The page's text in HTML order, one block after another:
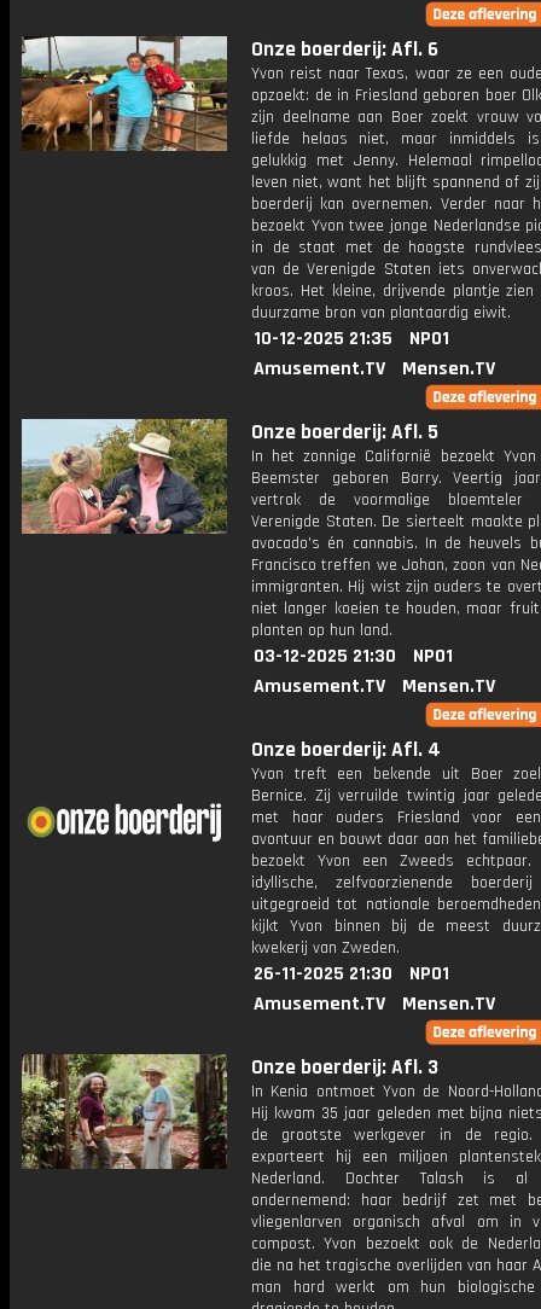
Onze boerderij: Afl. 6
Yvon reist naar Texas, waar ze een
opzoekt: de in Friesland geboren boer
zijn deelname aan Boer zoekt vrouw
liefde helaas niet, maar inmiddels
gelukkig met Jenny. Helemaal
leven niet, want het blijft spannend of
boerderij kan overnemen. Verder naar
bezoekt Yvon twee jonge Nederlandse
in de staat met de hoogste
van de Verenigde Staten iets
kroos. Het kleine, drijvende plantje
duurzame bron van plantaardig eiwit.
10-12-2025 21:35
NPO1
Amusement.TV
Mensen.TV
Onze boerderij: Afl. 5
In het zonnige Californië bezoekt
Beemster geboren Barry. Veertig
vertrok de voormalige bloemteler
Verenigde Staten. De sierteelt maakte
avocado's én cannabis. In de heuvels
Francisco treffen we Johan, zoon van
immigranten. Hij wist zijn ouders te
niet langer koeien te houden, maar
planten op hun land.
03-12-2025 21:30
NPO1
Amusement.TV
Mensen.TV
Onze boerderij: Afl. 4
Yvon treft een bekende uit Boer
Bernice. Zij verruilde twintig jaar
met haar ouders Friesland voor
avontuur en bouwt daar aan het
bezoekt Yvon een Zweeds
idyllische, zelfvoorzienende
uitgegroeid tot nationale
kijkt Yvon binnen bij de meest
kwekerij van Zweden.
26-11-2025 21:30
NPO1
Amusement.TV
Mensen.TV
Onze boerderij: Afl. 3
In Kenia ontmoet Yvon de Noord-
Hij kwam 35 jaar geleden met bijna
de grootste werkgever in de regio.
exporteert hij een miljoen
Nederland. Dochter Talash is
ondernemend: haar bedrijf zet met
vliegenlarven organisch afval om in
compost. Yvon bezoekt ook de
die na het tragische overlijden van haar
man hard werkt om hun biologische